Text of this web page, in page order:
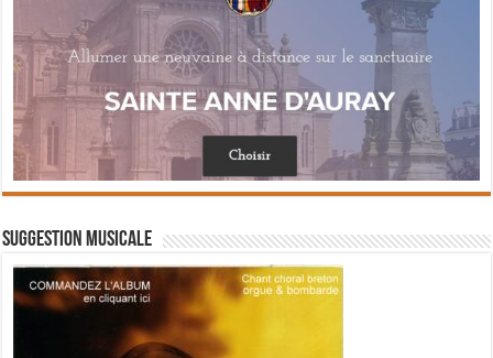
Suggestion musicale